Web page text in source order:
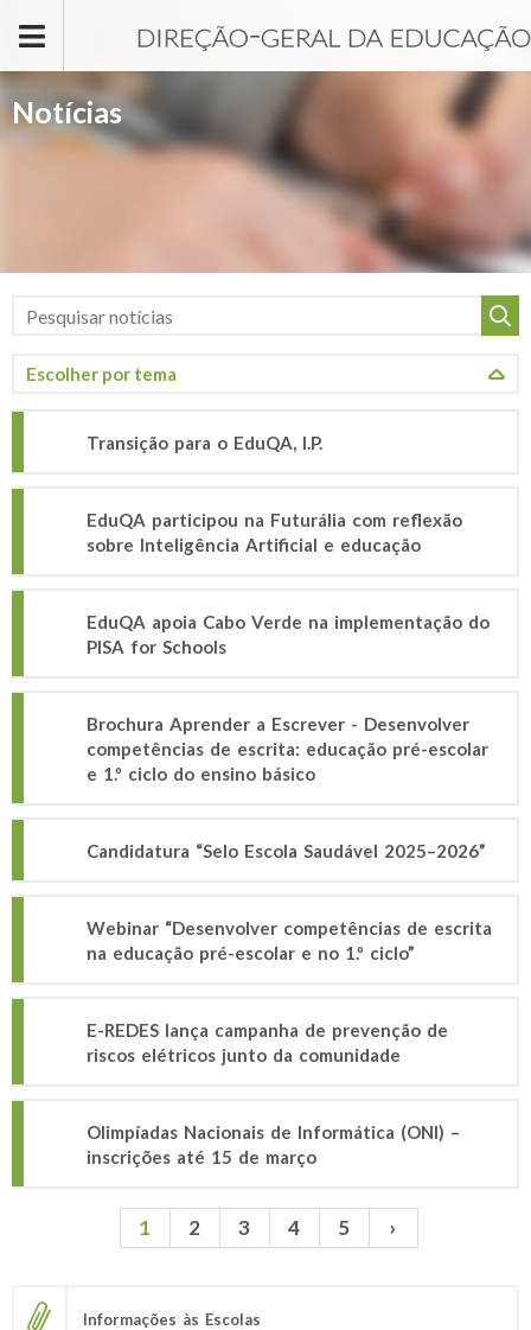
Notícias
Transição para o EduQA, I.P.
EduQA participou na Futurália com reflexão
sobre Inteligência Artificial e educação
EduQA apoia Cabo Verde na implementação do
PISA for Schools
Brochura Aprender a Escrever - Desenvolver
competências de escrita: educação pré-escolar
e 1.º ciclo do ensino básico
Candidatura “Selo Escola Saudável 2025–2026”
Webinar “Desenvolver competências de escrita
na educação pré-escolar e no 1.º ciclo”
E-REDES lança campanha de prevenção de
riscos elétricos junto da comunidade
Olimpíadas Nacionais de Informática (ONI) –
inscrições até 15 de março
1 2 3 4 5 ›
Informações às Escolas